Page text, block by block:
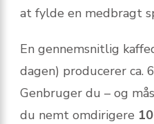
at fylde en medbragt
En gennemsnitlig
dagen) producerer ca.
Genbruger du – og
du nemt omdirigere